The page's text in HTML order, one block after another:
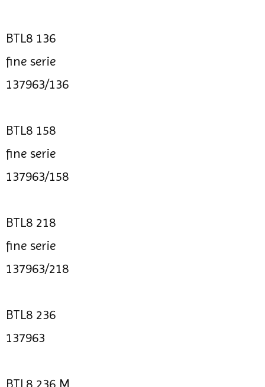
BTL8 136
fine serie
137963/136
BTL8 158
fine serie
137963/158
BTL8 218
fine serie
137963/218
BTL8 236
137963
BTL8 236 M